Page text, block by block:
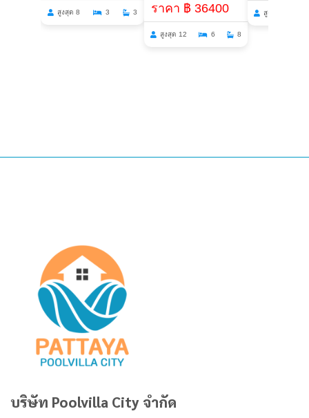
สูงสุด 8 3 3 ราคา ฿ 36400
สูงสุด 12 6 8
สูงสุด 14
บริษัท Poolvilla City จำกัด